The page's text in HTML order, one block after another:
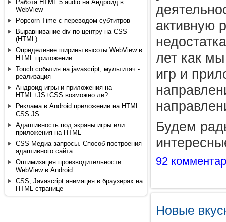
Работа HTML 5 audio на Андроид в
WebView
Popcorn Time с переводом субтитров
Выравнивание div по центру на CSS
(HTML)
Определение ширины высоты WebView в
HTML приложении
Touch события на javascript, мультитач -
реализация
Андроид игры и приложения на
HTML+JS+CSS возможно ли?
Реклама в Android приложении на HTML
CSS JS
Адаптивность под экраны игры или
приложения на HTML
CSS Медиа запросы. Способ построения
адаптивного сайта
Оптимизация производительности
WebView в Android
CSS, Javascript анимация в браузерах на
HTML странице
активную
лет как
игр и
Будем
92
Новые